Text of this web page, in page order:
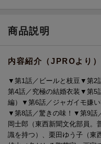
商品説明
内容紹介（JPROより）
▼第1話／ビールと枝豆▼第2
第4話／究極の結婚衣装▼第5
編）▼第6話／ジャガイモ嫌
▼第8話／驚きの味！▼第9話
岡士郎（東西新聞文化部員。
識を持つ）、栗田ゆう子（東